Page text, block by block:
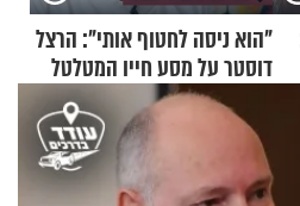
"הוא ניסה לחטוף אותי": הרצל
דוסטר על מסע חייו המטלטל